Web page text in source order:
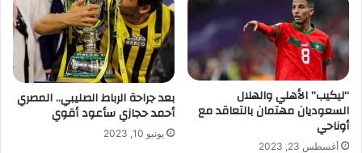
“ليكيب” الأهلي والهلال
السعوديان مهتمان بالتعاقد مع
أوناحي
أغسطس 23, 2023
بعد جراحة الرباط الصليبي.. المصري
أحمد حجازي سأعود أقوي
يونيو 10, 2023